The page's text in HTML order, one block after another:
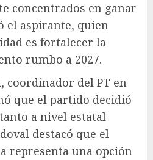
concentrados en ganar
el aspirante, quien
es fortalecer la
rumbo a 2027.
coordinador del PT en
que el partido decidió
a nivel estatal
destacó que el
representa una opción